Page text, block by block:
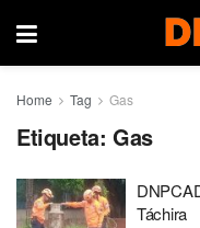
Home Tag Gas
Etiqueta: Gas
Táchira